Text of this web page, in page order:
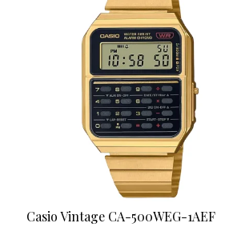
Casio Vintage CA-500WEG-1AEF